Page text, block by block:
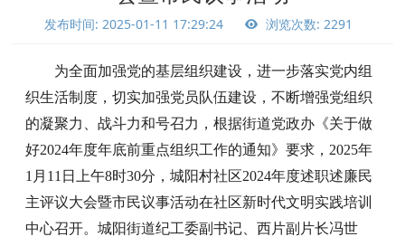
发布时间: 2025-01-11 17:29:24 浏览次数: 2291
为全面加强党的基层组织建设，进一步落实党内组
织生活制度，切实加强党员队伍建设，不断增强党组织
的凝聚力、战斗力和号召力，根据街道党政办《关于做
好2024年度年底前重点组织工作的通知》要求， 2025年
1月 11 日上午8时30分 ，城阳村社区2024年度述职述廉民
主评议大会暨市民议事活动在社区新时代文明实践培训
中心召开。城阳街道纪工委副书记、西片副片长冯世